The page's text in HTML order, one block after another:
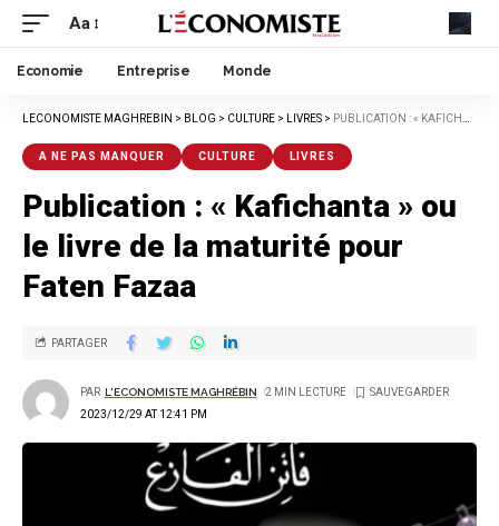
Aa
Economie Entreprise Monde
LECONOMISTE MAGHREBIN > BLOG > CULTURE > LIVRES > PUBLICATION : « KAFICHANTA » OU LE LIVRE DE LA MATURITÉ POUR FATEN FAZAA
A NE PAS MANQUER CULTURE LIVRES
Publication : « Kafichanta » ou
le livre de la maturité pour
Faten Fazaa
2023/12/29 AT 12:41 PM
PAR L'ECONOMISTE MAGHRÉBIN 2 MIN LECTURE
PARTAGER